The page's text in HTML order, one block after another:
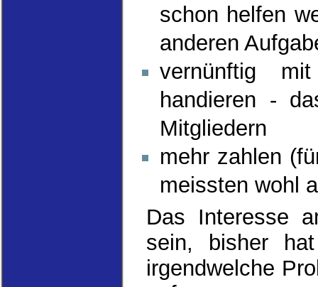
schon helfen
anderen
vernünftig
handieren -
Mitgliedern
mehr zahlen
meissten wohl
Das Interesse
sein, bisher
irgendwelche